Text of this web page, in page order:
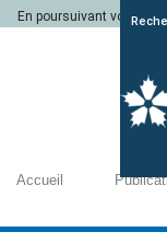
En poursuivant votre
Accueil